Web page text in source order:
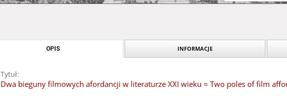
OPIS INFORMACJE
Tytuł:
Dwa bieguny filmowych afordancji w literaturze XXI wieku = Two poles of film